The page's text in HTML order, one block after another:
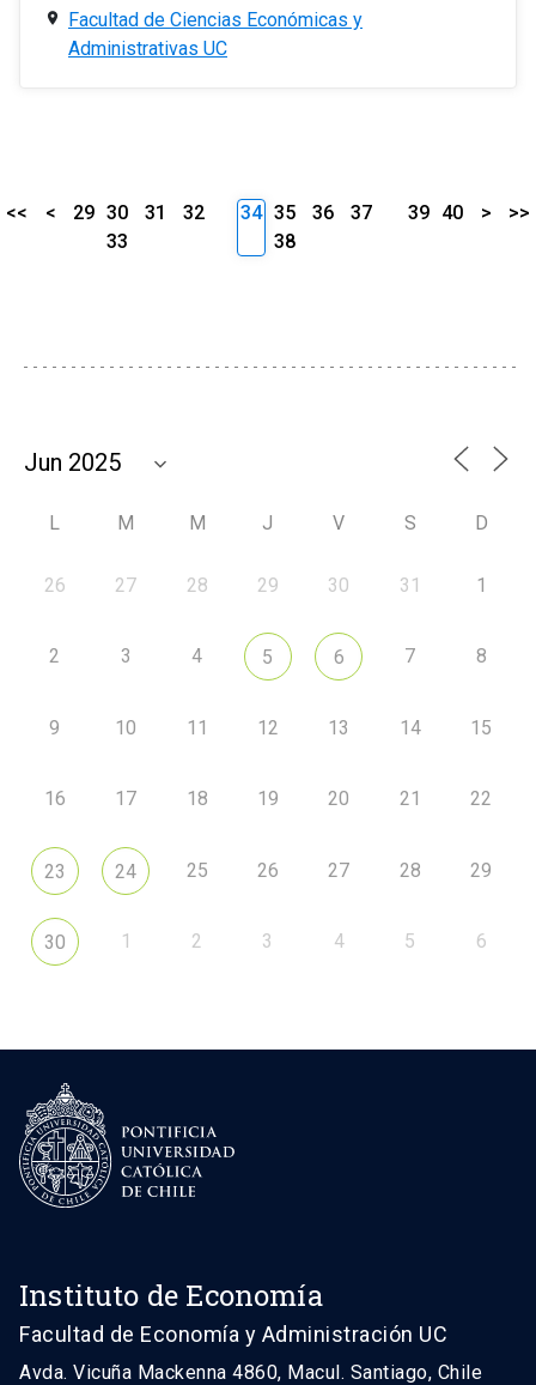
Facultad de Ciencias Económicas y
Administrativas UC
<< < 29 30 31
32
33
34 35 36
37
38
39 40 > >>
L M M J V S D
26 27 28 29 30 31 1
2 3 4 5 6 7 8
9 10 11 12 13 14 15
16 17 18 19 20 21 22
23 24 25 26 27 28 29
30 1 2 3 4 5 6
Instituto de Economía
Facultad de Economía y Administración UC
Avda. Vicuña Mackenna 4860, Macul. Santiago, Chile